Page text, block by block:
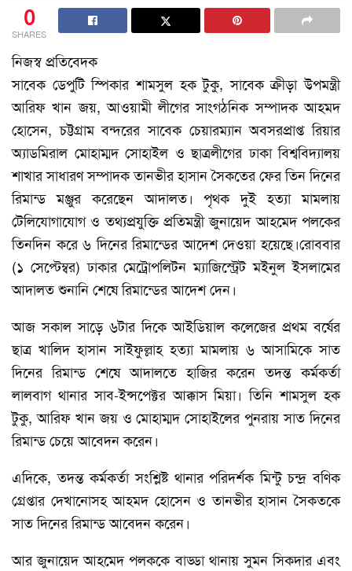
0
SHARES
নিজস্ব প্রতিবেদক
সাবেক ডেপুটি স্পিকার শামসুল হক টুকু, সাবেক ক্রীড়া উপমন্ত্রী
আরিফ খান জয়, আওয়ামী লীগের সাংগঠনিক সম্পাদক আহমদ
হোসেন, চট্টগ্রাম বন্দরের সাবেক চেয়ারম্যান অবসরপ্রাপ্ত রিয়ার
অ্যাডমিরাল মোহাম্মদ সোহাইল ও ছাত্রলীগের ঢাকা বিশ্ববিদ্যালয়
শাখার সাধারণ সম্পাদক তানভীর হাসান সৈকতের ফের তিন দিনের
রিমান্ড মঞ্জুর করেছেন আদালত। পৃথক দুই হত্যা মামলায়
টেলিযোগাযোগ ও তথ্যপ্রযুক্তি প্রতিমন্ত্রী জুনায়েদ আহমেদ পলকের
তিনদিন করে ৬ দিনের রিমান্ডের আদেশ দেওয়া হয়েছে।রোববার
(১ সেপ্টেম্বর) ঢাকার মেট্রোপলিটন ম্যাজিস্ট্রেট মইনুল ইসলামের
আদালত শুনানি শেষে রিমান্ডের আদেশ দেন।
আজ সকাল সাড়ে ৬টার দিকে আইডিয়াল কলেজের প্রথম বর্ষের
ছাত্র খালিদ হাসান সাইফুল্লাহ হত্যা মামলায় ৬ আসামিকে সাত
দিনের রিমান্ড শেষে আদালতে হাজির করেন তদন্ত কর্মকর্তা
লালবাগ থানার সাব-ইন্সপেক্টর আক্কাস মিয়া। তিনি শামসুল হক
টুকু, আরিফ খান জয় ও মোহাম্মদ সোহাইলের পুনরায় সাত দিনের
রিমান্ড চেয়ে আবেদন করেন।
এদিকে, তদন্ত কর্মকর্তা সংশ্লিষ্ট থানার পরিদর্শক মিন্টু চন্দ্র বণিক
গ্রেপ্তার দেখানোসহ আহমদ হোসেন ও তানভীর হাসান সৈকতকে
সাত দিনের রিমান্ড আবেদন করেন।
আর জুনায়েদ আহমেদ পলককে বাড্ডা থানায় সুমন সিকদার এবং